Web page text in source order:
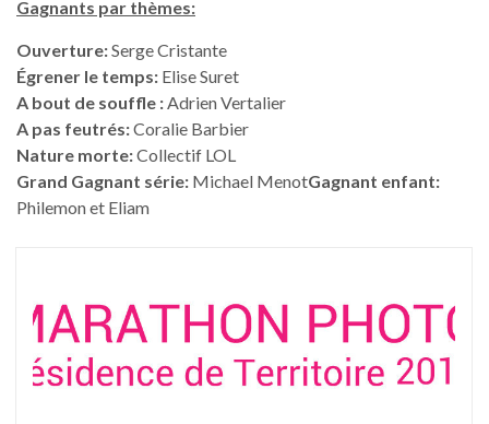
Gagnants par thèmes:
Ouverture:Serge Cristante
Égrener le temps: Elise Suret
A bout de souffle :Adrien Vertalier
A pas feutrés:Coralie Barbier
Nature morte:Collectif LOL
Grand Gagnant série: Michael MenotGagnant enfant:
Philemon et Eliam